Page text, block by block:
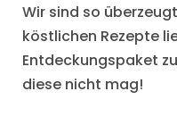
Wir sind so
köstlichen Rezepte
Entdeckungspaket
diese nicht mag!